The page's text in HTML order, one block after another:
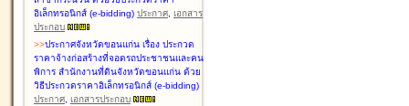
อิเล็กทรอนิกส์ (e-bidding) ประกาศ, เอกสาร
ประกอบ
>>ประกาศจังหวัดขอนแก่น เรื่อง ประกวด
ราคาจ้างก่อสร้างที่จอดรถประชาชนและคน
พิการ สำนักงานที่ดินจังหวัดขอนแก่น ด้วย
วิธีประกวดราคาอิเล็กทรอนิกส์ (e-bidding)
ประกาศ, เอกสารประกอบ